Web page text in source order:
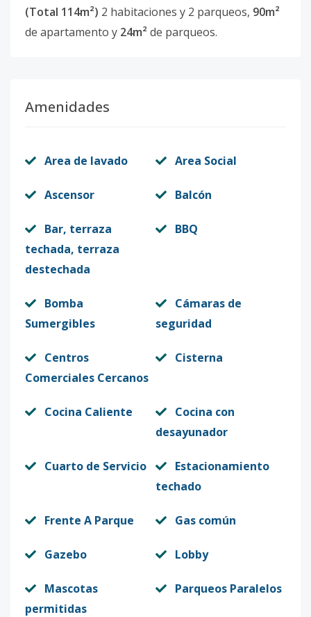
(Total 114m²) 2 habitaciones y 2 parqueos, 90m²
de apartamento y 24m²de parqueos.
Amenidades
Area de lavado Area Social
Ascensor Balcón
Bar, terraza
techada, terraza
destechada
BBQ
Bomba
Sumergibles
Cámaras de
seguridad
Centros
Comerciales Cercanos
Cisterna
Cocina Caliente
Cocina con
desayunador
Cuarto de Servicio
Estacionamiento
techado
Frente A Parque Gas común
Gazebo Lobby
Mascotas
permitidas
Parqueos Paralelos